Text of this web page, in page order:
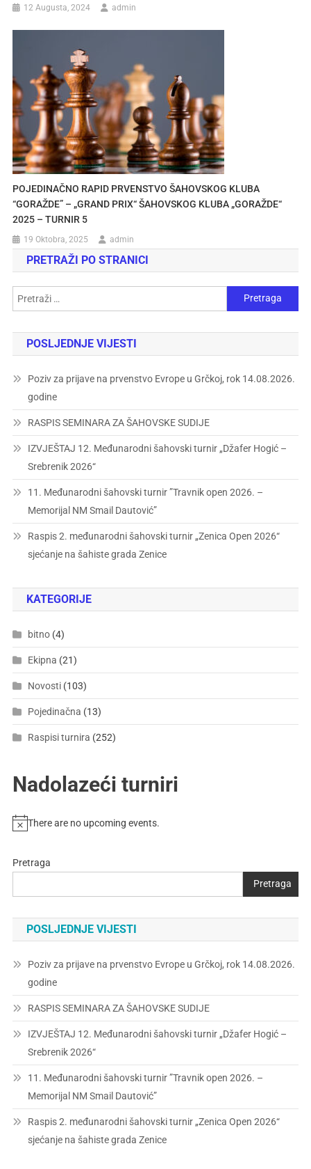
12 Augusta, 2024 admin
POJEDINAČNO RAPID PRVENSTVO ŠAHOVSKOG KLUBA
“GORAŽDE” – „GRAND PRIX“ ŠAHOVSKOG KLUBA „GORAŽDE“
2025 – TURNIR 5
19 Oktobra, 2025 admin
PRETRAŽI PO STRANICI
POSLJEDNJE VIJESTI
Poziv za prijave na prvenstvo Evrope u Grčkoj, rok 14.08.2026.
godine
RASPIS SEMINARA ZA ŠAHOVSKE SUDIJE
IZVJEŠTAJ 12. Međunarodni šahovski turnir „Džafer Hogić –
Srebrenik 2026“
11. Međunarodni šahovski turnir ”Travnik open 2026. –
Memorijal NM Smail Dautović”
Raspis 2. međunarodni šahovski turnir „Zenica Open 2026“
sjećanje na šahiste grada Zenice
KATEGORIJE
bitno(4)
Ekipna (21)
Novosti(103)
Pojedinačna (13)
Raspisi turnira (252)
Nadolazeći turniri
There are no upcoming events.
Pretraga
Pretraga
POSLJEDNJE VIJESTI
Poziv za prijave na prvenstvo Evrope u Grčkoj, rok 14.08.2026.
godine
RASPIS SEMINARA ZA ŠAHOVSKE SUDIJE
IZVJEŠTAJ 12. Međunarodni šahovski turnir „Džafer Hogić –
Srebrenik 2026“
11. Međunarodni šahovski turnir ”Travnik open 2026. –
Memorijal NM Smail Dautović”
Raspis 2. međunarodni šahovski turnir „Zenica Open 2026“
sjećanje na šahiste grada Zenice